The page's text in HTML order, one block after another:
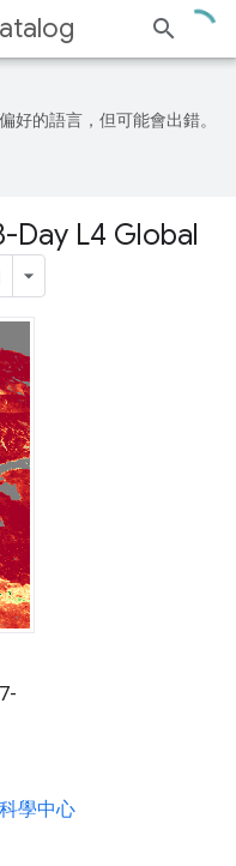
好的語言，但可能會出錯。
Day L4 Global
學中心